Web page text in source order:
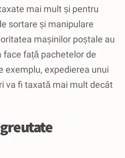
mai mult și pentru
sortare și manipulare
mașinilor poștale au
față pachetelor de
exemplu, expedierea unui
va fi taxată mai mult decât